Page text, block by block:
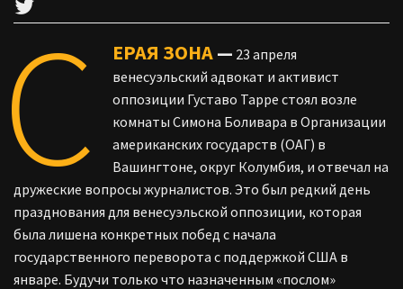
С ЕРАЯ ЗОНА— 23 апреля
венесуэльский адвокат и активист
оппозиции Густаво Тарре стоял возле
комнаты Симона Боливара в Организации
американских государств (ОАГ) в
Вашингтоне, округ Колумбия, и отвечал на
дружеские вопросы журналистов. Это был редкий день
празднования для венесуэльской оппозиции, которая
была лишена конкретных побед с начала
государственного переворота с поддержкой США в
январе. Будучи только что назначенным «послом»